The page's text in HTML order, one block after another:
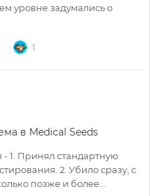
уровне задумались о
1
в Medical Seeds
- 1. Принял стандартную
2. Убило сразу, с
позже и более...